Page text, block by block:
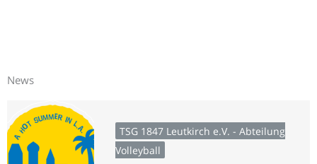
News
TSG 1847 Leutkirch e.V. - Abteilung
Volleyball